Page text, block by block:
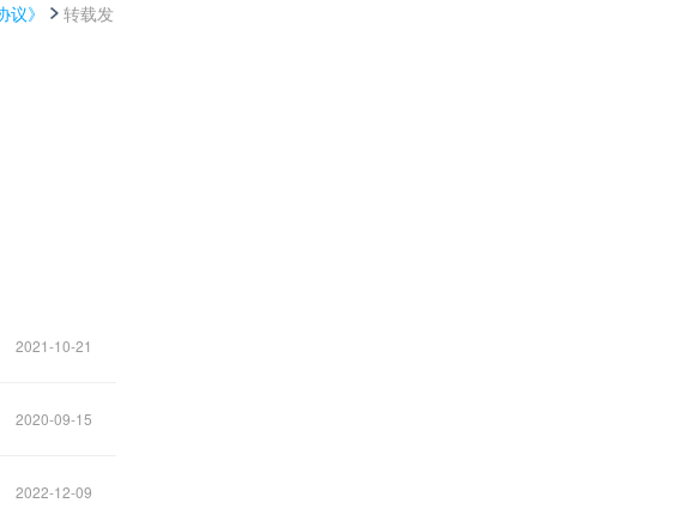
》
转载发
2021-10-21
2020-09-15
2022-12-09